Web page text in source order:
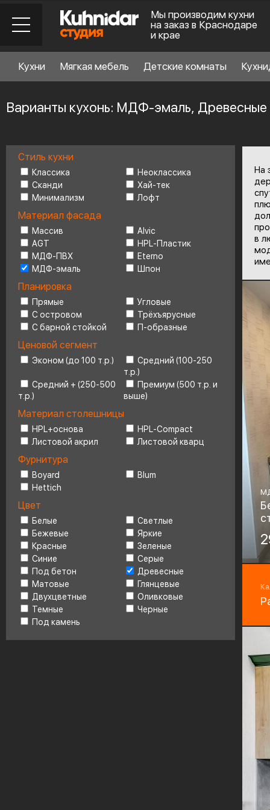
Мы производим кухни
на заказ в Краснодаре
и крае
Стиль кухни
Материал фасада
Планировка
Ценовой сегмент
Кухни Мягкая мебель Детские комнаты
Варианты кухонь: МДФ-эмаль, Древесные
Стиль кухни
Классика
Неоклассика
Сканди
Хай-тек
Минимализм
Лофт
Материал фасада
Массив
Alvic
AGT
HPL-Пластик
МДФ-ПВХ
Eterno
МДФ-эмаль
Шпон
Планировка
Прямые
Угловые
С островом
Трёхъярусные
С барной стойкой
П-образные
Ценовой сегмент
Эконом (до 100 т.р.)
Средний (100-250
т.р.)
Средний + (250-500
т.р.)
Премиум (500 т.р. и
выше)
Материал столешницы
HPL+основа
HPL-Compact
Листовой акрил
Листовой кварц
Фурнитура
Boyard
Blum
Hettich
Цвет
Белые
Светлые
Бежевые
Яркие
Красные
Зеленые
Синие
Серые
Под бетон
Древесные
Матовые
Глянцевые
Двухцветные
Оливковые
Темные
Черные
Под камень
На
в